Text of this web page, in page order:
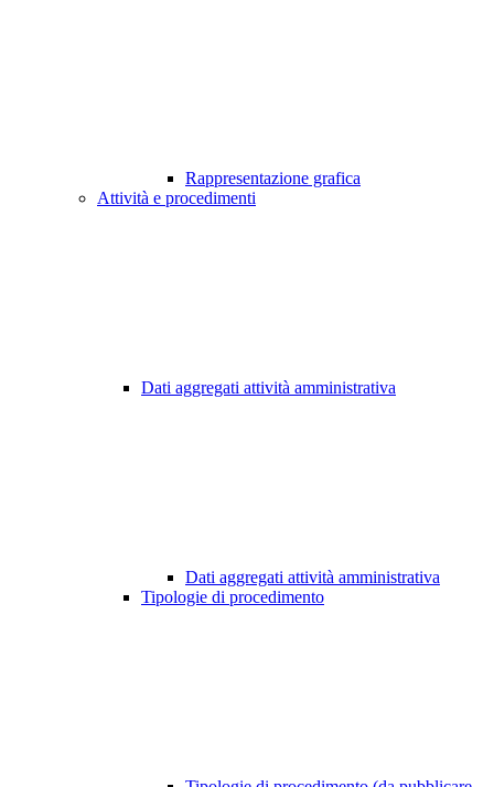
Rappresentazione grafica
Attività e procedimenti
Dati aggregati attività amministrativa
Dati aggregati attività amministrativa
Tipologie di procedimento